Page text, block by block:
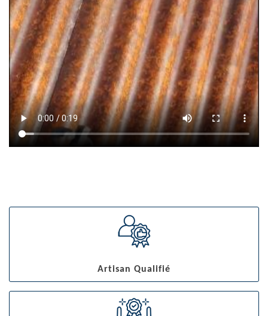
Artisan Qualifié